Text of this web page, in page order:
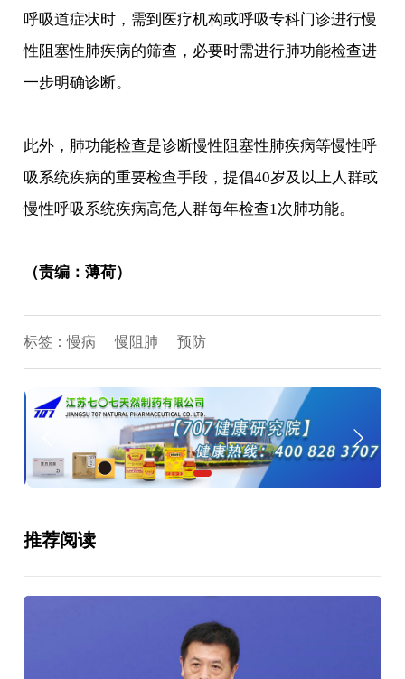
呼吸道症状时，需到医疗机构或呼吸专科门诊进行慢
性阻塞性肺疾病的筛查，必要时需进行肺功能检查进
一步明确诊断。
此外，肺功能检查是诊断慢性阻塞性肺疾病等慢性呼
吸系统疾病的重要检查手段，提倡40岁及以上人群或
慢性呼吸系统疾病高危人群每年检查1次肺功能。
（责编：薄荷）
标签：慢病 慢阻肺 预防
推荐阅读